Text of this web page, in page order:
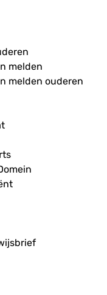
melden
melden ouderen